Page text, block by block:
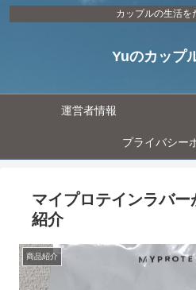
カップルの生活を
Yuのカップ
運営者情報
プライバシー
マイプロテインラバ
紹介
商品紹介